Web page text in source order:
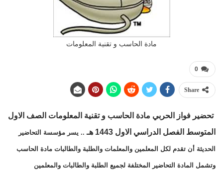
مادة الحاسب و تقنية المعلومات
0
Share
تحضير فواز الحربي مادة الحاسب و تقنية المعلومات الصف الاول
المتوسط الفصل الدراسي الاول 1443 هـ
.. يسر مؤسسة التحاضير
الحديثة أن تقدم لكل المعلمين والمعلمات والطلبة والطالبات مادة الحاسب
وتشمل المادة التحاضير المختلفة لجميع الطلبة والطالبات والمعلمين